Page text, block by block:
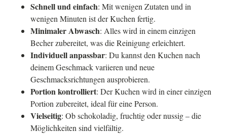
Schnell und einfach: Mit wenigen Zutaten und in
wenigen Minuten ist der Kuchen fertig.
Minimaler Abwasch: Alles wird in einem einzigen
Becher zubereitet, was die Reinigung erleichtert.
Individuell anpassbar: Du kannst den Kuchen nach
deinem Geschmack variieren und neue
Geschmacksrichtungen ausprobieren.
Portion kontrolliert: Der Kuchen wird in einer einzigen
Portion zubereitet, ideal für eine Person.
Vielseitig: Ob schokoladig, fruchtig oder nussig – die
Möglichkeiten sind vielfältig.